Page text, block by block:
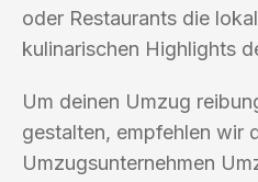
oder Restaurants die
kulinarischen Highlights
Um deinen Umzug
gestalten, empfehlen wir
Umzugsunternehmen